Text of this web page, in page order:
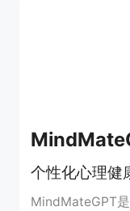
个性化心理健
MindMateGPT